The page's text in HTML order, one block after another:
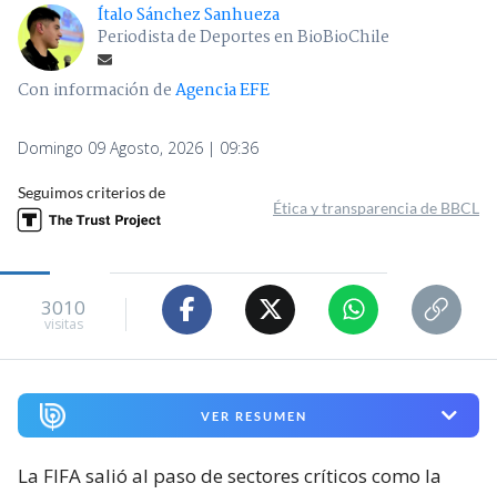
Ítalo Sánchez Sanhueza
Periodista de Deportes en BioBioChile
Con información deAgencia EFE
Domingo 09 Agosto, 2026 | 09:36
Seguimos criterios de
Ética y transparencia de BBCL
3010
visitas
VER RESUMEN
La FIFA salió al paso de sectores críticos como la